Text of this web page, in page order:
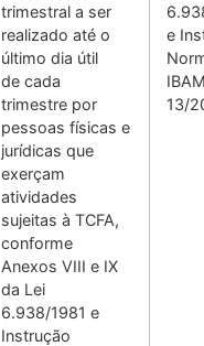
trimestral a ser
realizado até o
último dia útil
de cada
trimestre por
pessoas físicas e
jurídicas que
exerçam
atividades
sujeitas à TCFA,
conforme
Anexos VIII e IX
da Lei
6.938/1981 e
Instrução
e
13/